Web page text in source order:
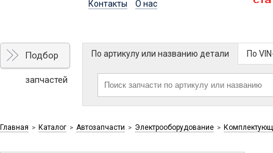
Контакты
О нас
Подбор
запчастей
По артикулу или названию детали По
Главная > Каталог > Автозапчасти > Электрооборудование >